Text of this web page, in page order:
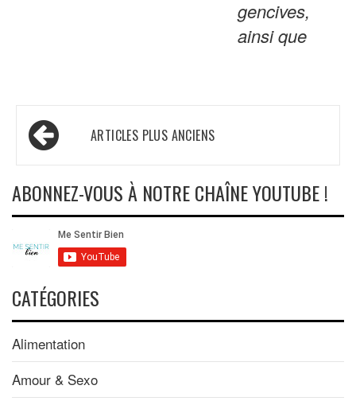
gencives,
ainsi que
Navigation
des
articles
ARTICLES PLUS ANCIENS
ABONNEZ-VOUS À NOTRE CHAÎNE YOUTUBE !
CATÉGORIES
Alimentation
Amour & Sexo